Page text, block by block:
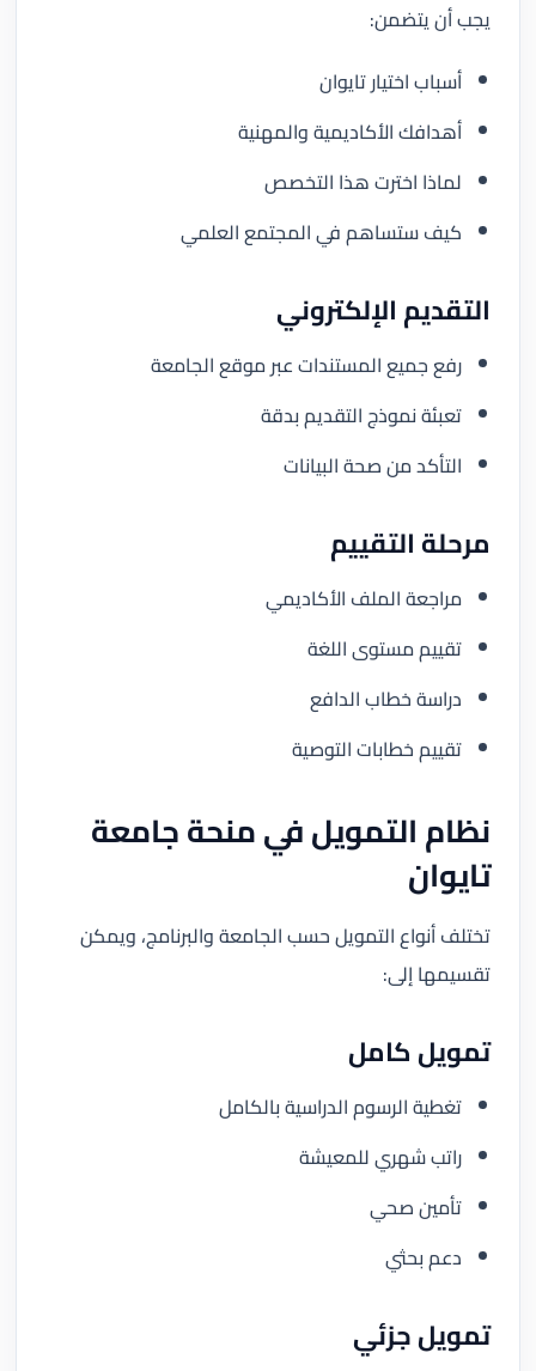
يجب أن يتضمن:
أسباب اختيار تايوان
أهدافك الأكاديمية والمهنية
لماذا اخترت هذا التخصص
كيف ستساهم في المجتمع العلمي
التقديم الإلكتروني
رفع جميع المستندات عبر موقع الجامعة
تعبئة نموذج التقديم بدقة
التأكد من صحة البيانات
مرحلة التقييم
مراجعة الملف الأكاديمي
تقييم مستوى اللغة
دراسة خطاب الدافع
تقييم خطابات التوصية
نظام التمويل في منحة جامعة
تايوان
تختلف أنواع التمويل حسب الجامعة والبرنامج، ويمكن
تقسيمها إلى:
تمويل كامل
تغطية الرسوم الدراسية بالكامل
راتب شهري للمعيشة
تأمين صحي
دعم بحثي
تمويل جزئي